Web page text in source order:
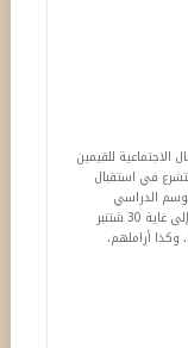
للقيمين
في استقبال
الدراسي
2019/2020، وذلك ابتداء من 10 غشت 2020 إلى غاية 30 شتنبر
وكذا أراملهم،